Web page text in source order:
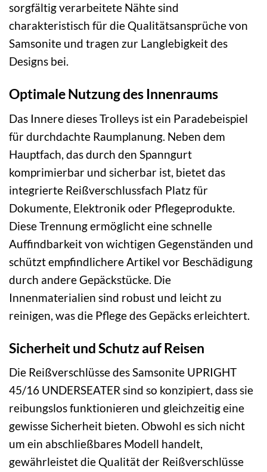
sorgfältig verarbeitete Nähte sind
charakteristisch für die Qualitätsansprüche von
Samsonite und tragen zur Langlebigkeit des
Designs bei.
Optimale Nutzung des Innenraums
Das Innere dieses Trolleys ist ein Paradebeispiel
für durchdachte Raumplanung. Neben dem
Hauptfach, das durch den Spanngurt
komprimierbar und sicherbar ist, bietet das
integrierte Reißverschlussfach Platz für
Dokumente, Elektronik oder Pflegeprodukte.
Diese Trennung ermöglicht eine schnelle
Auffindbarkeit von wichtigen Gegenständen und
schützt empfindlichere Artikel vor Beschädigung
durch andere Gepäckstücke. Die
Innenmaterialien sind robust und leicht zu
reinigen, was die Pflege des Gepäcks erleichtert.
Sicherheit und Schutz auf Reisen
Die Reißverschlüsse des Samsonite UPRIGHT
45/16 UNDERSEATER sind so konzipiert, dass sie
reibungslos funktionieren und gleichzeitig eine
gewisse Sicherheit bieten. Obwohl es sich nicht
um ein abschließbares Modell handelt,
gewährleistet die Qualität der Reißverschlüsse